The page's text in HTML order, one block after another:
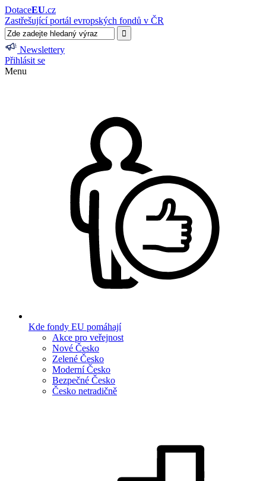
DotaceEU.cz
Zastřešující portál evropských fondů v ČR
Newslettery
Přihlásit se
Menu
Kde fondy EU pomáhají
Akce pro veřejnost
Nové Česko
Zelené Česko
Moderní Česko
Bezpečné Česko
Česko netradičně